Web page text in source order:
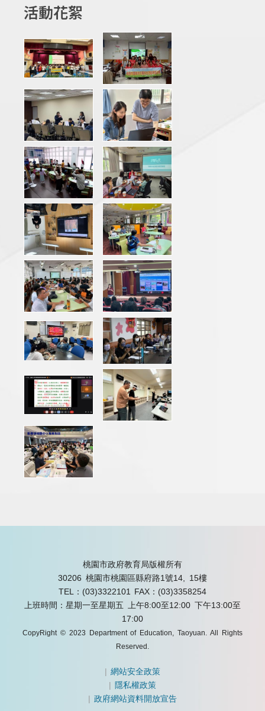
活動花絮
桃園市政府教育局版權所有
30206 桃園市桃園區縣府路1號14, 15樓
TEL：(03)3322101
FAX：(03)3358254
上班時間：星期一至星期五 上午8:00至12:00 下午13:00至
17:00
CopyRight © 2023 Department of Education, Taoyuan. All Rights
Reserved.
|網站安全政策
| 隱私權政策
|政府網站資料開放宣告